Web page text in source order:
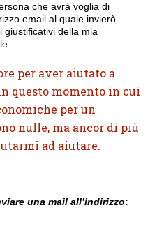
che avrà voglia di
email al quale invierò
giustificativi della mia
per aver aiutato a
questo momento in cui
per un
nulle, ma ancor di più
ad aiutare.
una mail all’indirizzo: